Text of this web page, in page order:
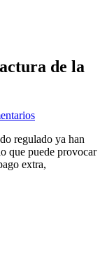
de la
regulado ya han
que puede provocar
extra,